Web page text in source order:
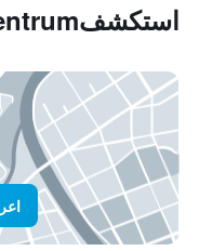
استكشفCentrum, غوتنبرغ (السويد)